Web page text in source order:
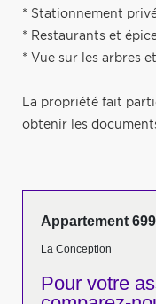
* Stationnement
* Restaurants et
* Vue sur les arbres
La propriété fait
obtenir les
Appartement
La Conception
Pour votre